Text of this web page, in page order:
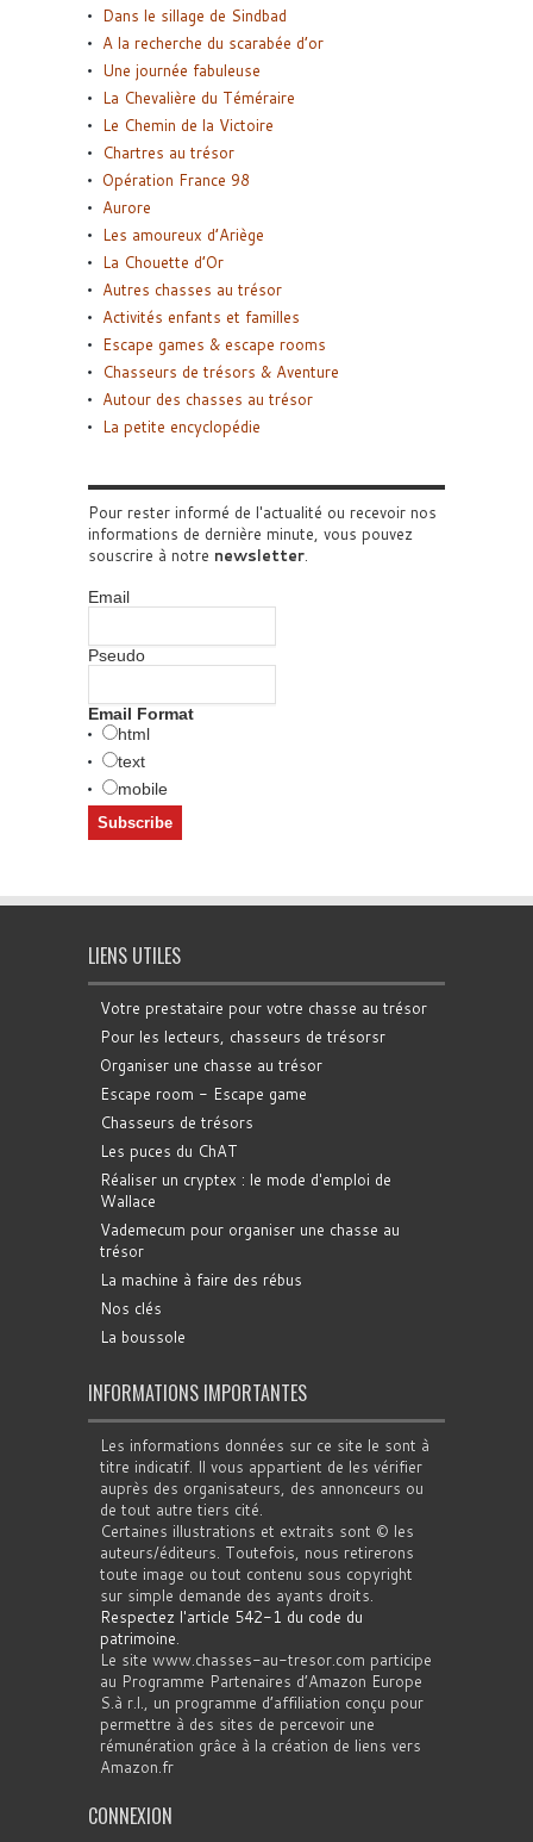
Dans le sillage de Sindbad
A la recherche du scarabée d’or
Une journée fabuleuse
La Chevalière du Téméraire
Le Chemin de la Victoire
Chartres au trésor
Opération France 98
Aurore
Les amoureux d’Ariège
La Chouette d’Or
Autres chasses au trésor
Activités enfants et familles
Escape games & escape rooms
Chasseurs de trésors & Aventure
Autour des chasses au trésor
La petite encyclopédie
Pour rester informé de l'actualité ou recevoir nos
informations de dernière minute, vous pouvez
souscrire à notre newsletter.
Email
Pseudo
Email Format
html
text
mobile
LIENS UTILES
Votre prestataire pour votre chasse au trésor
Pour les lecteurs, chasseurs de trésorsr
Organiser une chasse au trésor
Escape room - Escape game
Chasseurs de trésors
Les puces du ChAT
Réaliser un cryptex : le mode d'emploi de
Wallace
Vademecum pour organiser une chasse au
trésor
La machine à faire des rébus
Nos clés
La boussole
INFORMATIONS IMPORTANTES
Les informations données sur ce site le sont à
titre indicatif. Il vous appartient de les vérifier
auprès des organisateurs, des annonceurs ou
de tout autre tiers cité.
Certaines illustrations et extraits sont © les
auteurs/éditeurs. Toutefois, nous retirerons
toute image ou tout contenu sous copyright
sur simple demande des ayants droits.
Respectez l'article 542-1 du code du
patrimoine.
Le site www.chasses-au-tresor.com participe
au Programme Partenaires d’Amazon Europe
S.à r.l., un programme d’affiliation conçu pour
permettre à des sites de percevoir une
rémunération grâce à la création de liens vers
Amazon.fr
CONNEXION